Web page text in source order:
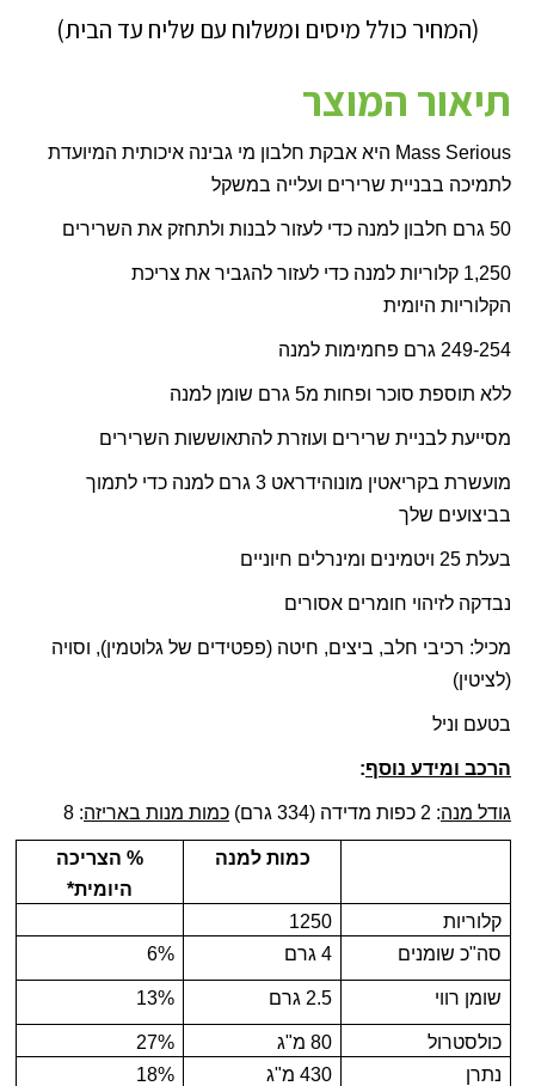
(המחיר כולל מיסים ומשלוח עם שליח עד הבית)
תיאור המוצר
Mass Serious היא אבקת חלבון מי גבינה איכותית המיועדת
לתמיכה בבניית שרירים ועלייה במשקל
50 גרם חלבון למנה כדי לעזור לבנות ולתחזק את השרירים
1,250 קלוריות למנה כדי לעזור להגביר את צריכת
הקלוריות היומית
249-254 גרם פחמימות למנה
ללא תוספת סוכר ופחות מ5 גרם שומן למנה
מסייעת לבניית שרירים ועוזרת להתאוששות השרירים
מועשרת בקריאטין מונוהידראט
3 גרם למנה כדי לתמוך
בביצועים שלך
בעלת
נבדקה לזיהוי חומרים אסורים
מכיל: רכיבי חלב, ביצים, חיטה (פפטידים של גלוטמין), וסויה
(לציטין)
בטעם וניל
הרכב ומידע נוסף:
גודל מנה: 2 כפות מדידה (334 גרם) כמות מנות באריזה: 8
כמות למנה
% הצריכה
היומית*
קלוריות
1250
סה"כ שומנים
4 גרם 6%
שומן רווי 2.5 גרם 13%
כולסטרול 80 מ"ג
27%
נתרן
430 מ"ג
18%